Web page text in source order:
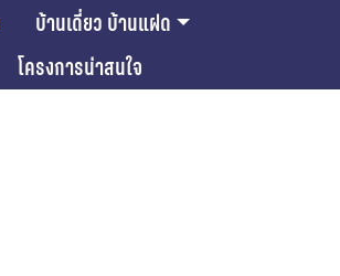
บ้านเดี่ยว บ้านแฝด
โครงการน่าสนใจ